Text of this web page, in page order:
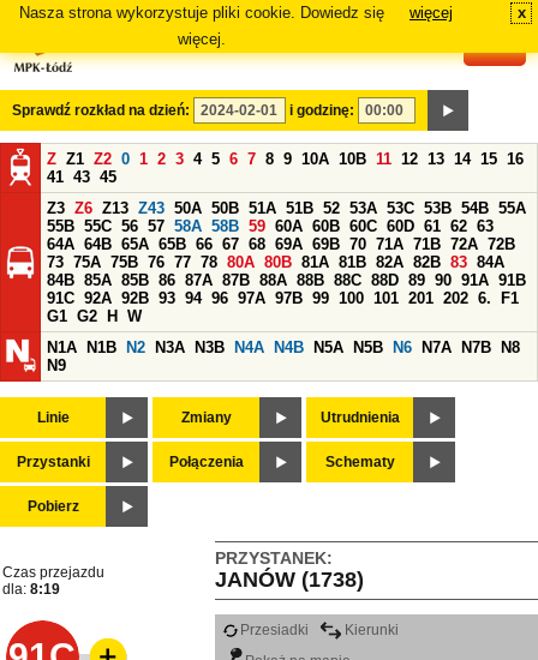
Nasza strona wykorzystuje pliki cookie. Dowiedz się
więcej.
więcej x
Sprawdź rozkład na dzień: i godzinę:
Z Z1 Z2 0 1 2 3 4 5 6 7 8 9 10A 10B 11 12 13 14 15 16
41 43 45
Z3 Z6 Z13 Z43 50A 50B 51A 51B 52 53A 53C 53B 54B 55A
55B 55C 56 57 58A 58B 59 60A 60B 60C 60D 61 62 63
64A 64B 65A 65B 66 67 68 69A 69B 70 71A 71B 72A 72B
73 75A 75B 76 77 78 80A 80B 81A 81B 82A 82B 83 84A
84B 85A 85B 86 87A 87B 88A 88B 88C 88D 89 90 91A 91B
91C 92A 92B 93 94 96 97A 97B 99 100 101 201 202 6.
F1
G1 G2 H
W
N1A
N1B N2 N3A N3B N4A N4B N5A N5B N6 N7A N7B
N8
N9
Linie Zmiany Utrudnienia
Przystanki Połączenia Schematy
Pobierz
PRZYSTANEK:
JANÓW (1738)
Czas przejazdu
dla: 8:19
Przesiadki
Kierunki